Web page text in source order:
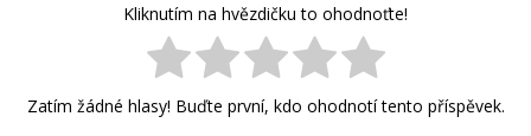
Kliknutím na hvězdičku to ohodnoťte!
Zatím žádné hlasy! Buďte první, kdo ohodnotí tento příspěvek.